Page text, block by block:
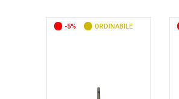
-5% ORDINABILE